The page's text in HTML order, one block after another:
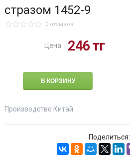
стразом 1452-9
0 отзывов
Цена: 246тг
Производство Китай.
Поделиться: